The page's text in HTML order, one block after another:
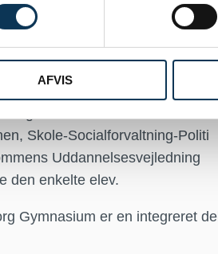
AFVIS
gennemføres som
vejledning.
faglærere og klasseteams,
omkring enkeltelever og
har desuden kontakt til
Skole-Socialforvaltning-Politi
Uddannelsesvejledning
den enkelte elev.
Gymnasium er en integreret del